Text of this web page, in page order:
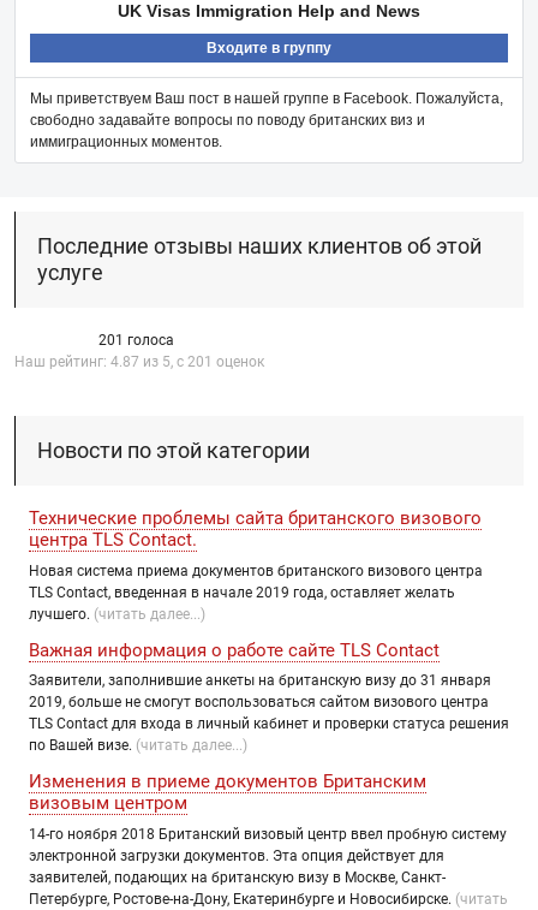
UK Visas Immigration Help and News
Входите в группу
Мы приветствуем Ваш пост в нашей группе в Facebook. Пожалуйста,
свободно задавайте вопросы по поводу британских виз и
иммиграционных моментов.
Последние отзывы наших клиентов об этой
услуге
201 голоса
Наш рейтинг: 4.87 из 5, с 201 оценок
Новости по этой категории
Технические проблемы сайта британского визового
центра TLS Contact.
Новая система приема документов британского визового центра
TLS Contact, введенная в начале 2019 года, оставляет желать
лучшего. (читать далее...)
Важная информация о работе сайте TLS Contact
Заявители, заполнившие анкеты на британскую визу до 31 января
2019, больше не смогут воспользоваться сайтом визового центра
TLS Contact для входа в личный кабинет и проверки статуса решения
по Вашей визе. (читать далее...)
Изменения в приеме документов Британским
визовым центром
14-го ноября 2018 Британский визовый центр ввел пробную систему
электронной загрузки документов. Эта опция действует для
заявителей, подающих на британскую визу в Москве, Санкт-
Петербурге, Ростове-на-Дону, Екатеринбурге и Новосибирске. (читать